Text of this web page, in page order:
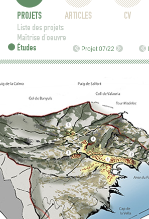
PROJETS
Liste des projets
Maîtrise d'oeuvre
Études
ARTICLES CV
Projet 07/22